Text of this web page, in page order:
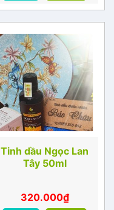
Tinh dầu Ngọc Lan
Tây 50ml
320.000₫